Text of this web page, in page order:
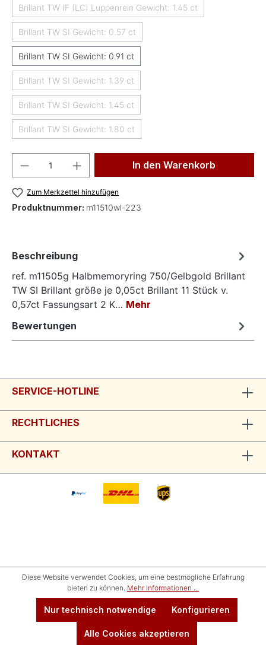
Brillant TW IF (LC) Luppenrein Gewicht: 1.45 ct
(Diese Option ist zurzeit nicht verfügbar.)
Brillant TW SI Gewicht: 0.57 ct(Diese Option ist zurzeit nicht verfügbar.)
Brillant TW SI Gewicht: 0.91 ct
Brillant TW SI Gewicht: 1.39 ct(Diese Option ist zurzeit nicht verfügbar.)
Brillant TW SI Gewicht: 1.45 ct(Diese Option ist zurzeit nicht verfügbar.)
Brillant TW SI Gewicht: 1.80 ct(Diese Option ist zurzeit nicht verfügbar.)
Produkt Anzahl: Gib den gewünschten
In den Warenkorb
Zum Merkzettel hinzufügen
Produktnummer: m11510wl-223
Beschreibung
ref. m11505g Halbmemoryring 750/Gelbgold Brillant
TW SI Brillant größe je 0,05ct Brillant 11 Stück v.
0,57ct Fassungsart 2 K… Mehr
Bewertungen
SERVICE-HOTLINE
RECHTLICHES
KONTAKT
Diese Website verwendet Cookies, um eine bestmögliche Erfahrung
bieten zu können. Mehr Informationen ...
Nur technisch notwendige Konfigurieren
Alle Cookies akzeptieren